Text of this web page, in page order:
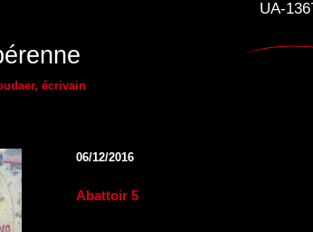
UA-
écrivain
06/12/2016
Abattoir 5